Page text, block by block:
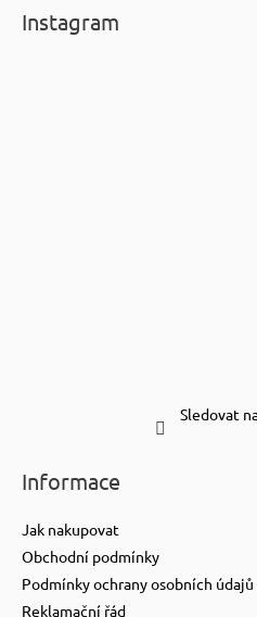
Instagram
Sledovat
Informace
Jak nakupovat
Obchodní podmínky
Podmínky ochrany osobních údajů
Reklamační řád